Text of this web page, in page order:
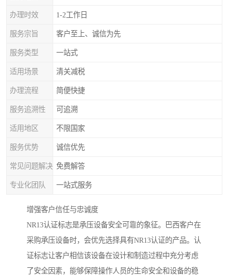
办理时效 1-2工作日
服务宗旨 客户至上、诚信为先
服务类型 一站式
适用场景 清关减税
办理流程 简便快捷
服务追溯性 可追溯
适用地区 不限国家
服务优势 诚信优先
常见问题解决 免费解答
专业化团队 一站式服务
增强客户信任与忠诚度
NR13认证标志是承压设备安全可靠的象征。巴西客户在
采购承压设备时，会优先选择具有NR13认证的产品。认
证标志让客户相信该设备在设计和制造过程中充分考虑
了安全因素，能够保障操作人员的生命安全和设备的稳